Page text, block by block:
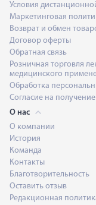
Условия
Маркетинговая
Возврат и обмен
Договор оферты
Обратная связь
Розничная торговля
медицинского
Обработка
Согласие на
О нас
О компании
История
Команда
Контакты
Благотворительность
Оставить отзыв
Редакционная